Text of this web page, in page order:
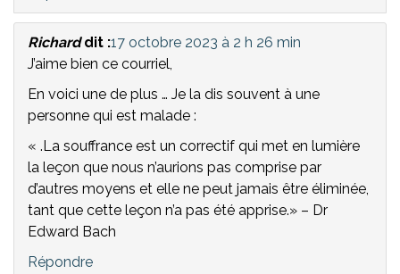
Richard dit :17 octobre 2023 à 2 h 26 min
J’aime bien ce courriel,
En voici une de plus … Je la dis souvent à une
personne qui est malade :
« .La souffrance est un correctif qui met en lumière
la leçon que nous n’aurions pas comprise par
d’autres moyens et elle ne peut jamais être éliminée,
tant que cette leçon n’a pas été apprise.» – Dr
Edward Bach
Répondre